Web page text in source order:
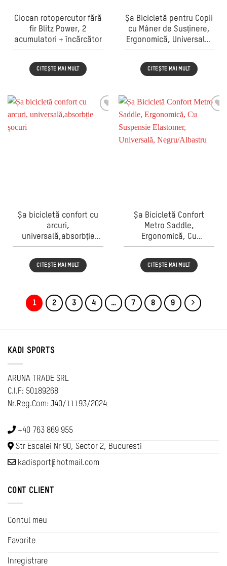
Ciocan rotopercutor fără
fir Blitz Power, 2
acumulatori + încărcător
CITEȘTE MAI MULT
Șa Bicicletă pentru Copii
cu Mâner de Susținere,
Ergonomică, Universală,
Negru cu Model Alb
CITEȘTE MAI MULT
Șa bicicletă confort cu
arcuri,
universală,absorbție
șocuri
CITEȘTE MAI MULT
Șa Bicicletă Confort
Metro Saddle,
Ergonomică, Cu
Suspensie Elastomer,
Universală,
Negru/Albastru
CITEȘTE MAI MULT
1 2 3 4 … 7 8 9
KADI SPORTS
ARUNA TRADE SRL
C.I.F: 50189268
Nr.Reg.Com: J40/11193/2024
+40 763 869 955
Str Escalei Nr 90, Sector 2, Bucuresti
kadisport@hotmail.com
CONT CLIENT
Contul meu
Favorite
Inregistrare